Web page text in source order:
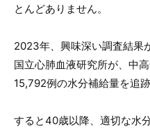
とんどありません。
2023年、興味深い調査結果
国立心肺血液研究所が、中
15,792例の水分補給量を追
すると40歳以降、適切な水